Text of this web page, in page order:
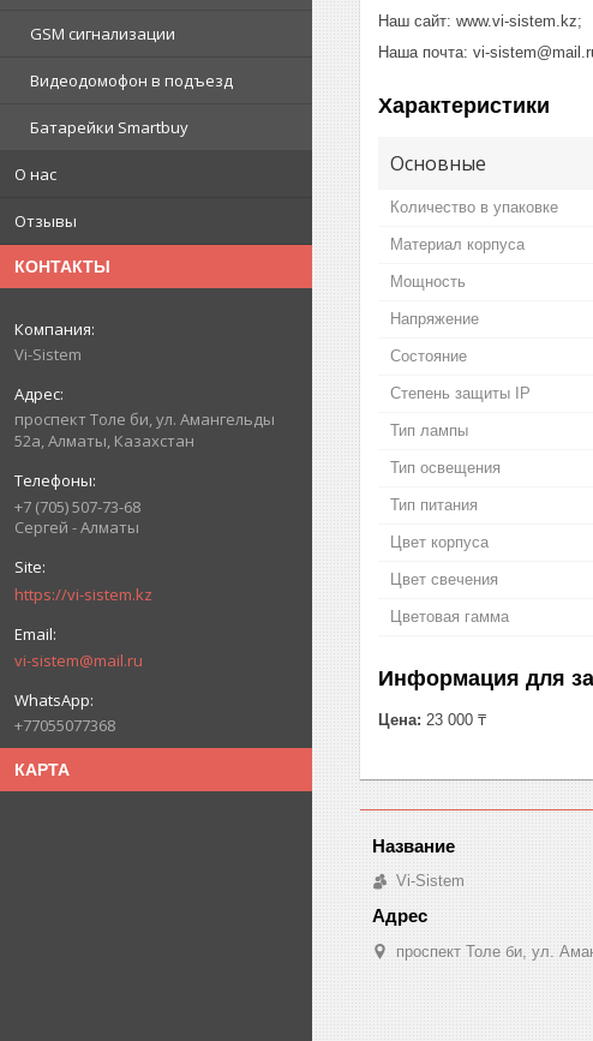
GSM сигнализации
Видеодомофон в подъезд
Батарейки Smartbuy
О нас
Отзывы
КОНТАКТЫ
Vi-Sistem
проспект Толе би, ул. Амангельды
52а, Алматы, Казахстан
+7 (705) 507-73-68
Сергей - Алматы
https://vi-sistem.kz
vi-sistem@mail.ru
+77055077368
КАРТА
Наш сайт: www.vi-sistem.kz;
Наша почта: vi-
Характеристики
Основные
Количество в упаковке
Материал корпуса
Мощность
Напряжение
Состояние
Степень защиты IP
Тип лампы
Тип освещения
Тип питания
Цвет корпуса
Цвет свечения
Цветовая гамма
Информация для
Цена: 23 000 ₸
Vi-Sistem
проспект Толе би, ул.